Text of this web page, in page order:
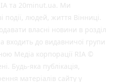
та 20minut.ua. Ми
події, людей, життя Вінниці.
власні новини в розділ
входить до видавничої групи
Медіа корпорації RIA ©
Будь-яка публiкацiя,
матеріалів сайту у